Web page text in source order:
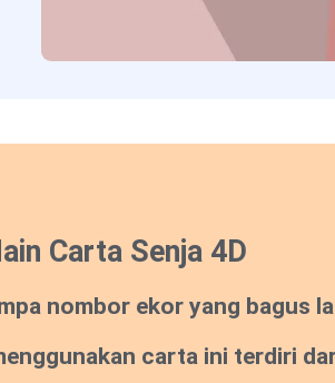
Carta Senja 4D
nombor ekor yang bagus
carta ini terdiri